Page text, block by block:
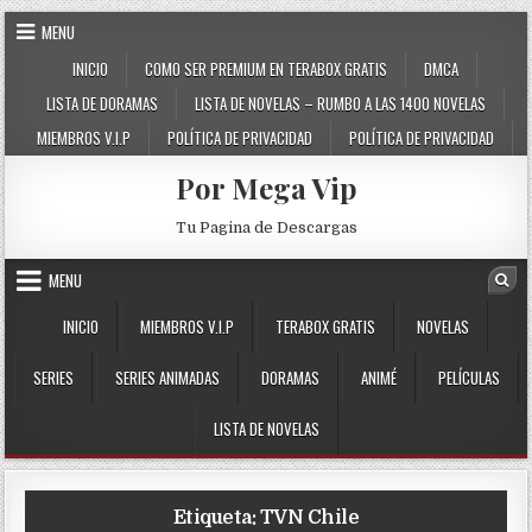
Skip to content
MENU
INICIO
COMO SER PREMIUM EN TERABOX GRATIS
DMCA
LISTA DE DORAMAS
LISTA DE NOVELAS – RUMBO A LAS 1400 NOVELAS
MIEMBROS V.I.P
POLÍTICA DE PRIVACIDAD POLÍTICA DE PRIVACIDAD
Por Mega Vip
Tu Pagina de Descargas
MENU
INICIO
MIEMBROS V.I.P TERABOX GRATIS NOVELAS
SERIES SERIES ANIMADAS DORAMAS ANIMÉ PELÍCULAS
LISTA DE NOVELAS
Etiqueta:TVN Chile